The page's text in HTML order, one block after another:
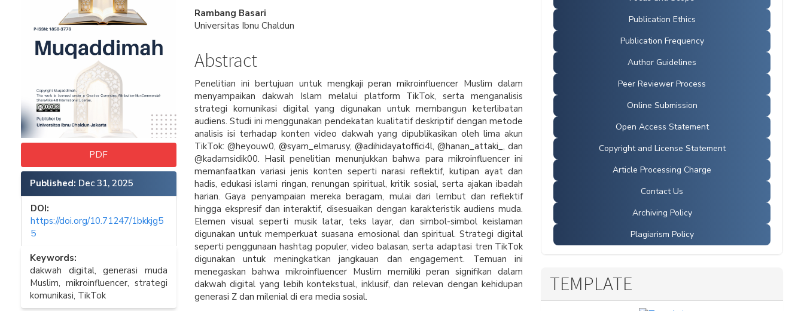
PDF
Published: Dec 31, 2025
DOI:
https://doi.org/10.71247/1bkkjg5
5
Keywords:
dakwah digital, generasi muda
Muslim, mikroinfluencer, strategi
komunikasi, TikTok
Rambang Basari
Universitas Ibnu Chaldun
Abstract
Penelitian ini bertujuan untuk mengkaji peran mikroinfluencer Muslim dalam
menyampaikan dakwah Islam melalui platform TikTok, serta menganalisis
strategi komunikasi digital yang digunakan untuk membangun keterlibatan
audiens. Studi ini menggunakan pendekatan kualitatif deskriptif dengan metode
analisis isi terhadap konten video dakwah yang dipublikasikan oleh lima akun
TikTok: @heyouw0, @syam_elmarusy, @adihidayatoffici4l, @hanan_attaki_, dan
@kadamsidik00. Hasil penelitian menunjukkan bahwa para mikroinfluencer ini
memanfaatkan variasi jenis konten seperti narasi reflektif, kutipan ayat dan
hadis, edukasi islami ringan, renungan spiritual, kritik sosial, serta ajakan ibadah
harian. Gaya penyampaian mereka beragam, mulai dari lembut dan reflektif
hingga ekspresif dan interaktif, disesuaikan dengan karakteristik audiens muda.
Elemen visual seperti musik latar, teks layar, dan simbol-simbol keislaman
digunakan untuk memperkuat suasana emosional dan spiritual. Strategi digital
seperti penggunaan hashtag populer, video balasan, serta adaptasi tren TikTok
digunakan untuk meningkatkan jangkauan dan engagement. Temuan ini
menegaskan bahwa mikroinfluencer Muslim memiliki peran signifikan dalam
dakwah digital yang lebih kontekstual, inklusif, dan relevan dengan kehidupan
generasi Z dan milenial di era media sosial.
Publication Ethics
Publication Frequency
Author Guidelines
Peer Reviewer Process
Online Submission
Open Access Statement
Copyright and License Statement
Article Processing Charge
Contact Us
Archiving Policy
Plagiarism Policy
TEMPLATE